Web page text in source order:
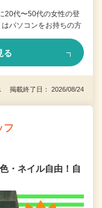
20代〜50代の女性の登
パソコンをお持ちの方
る
掲載終了日： 2026/08/24
フ
・ネイル自由！自